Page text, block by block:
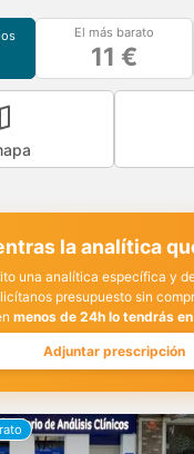
El más barato
11 €
la analítica
una analítica específica y
presupuesto sin
menos de 24h lo tendrás
Adjuntar prescripción